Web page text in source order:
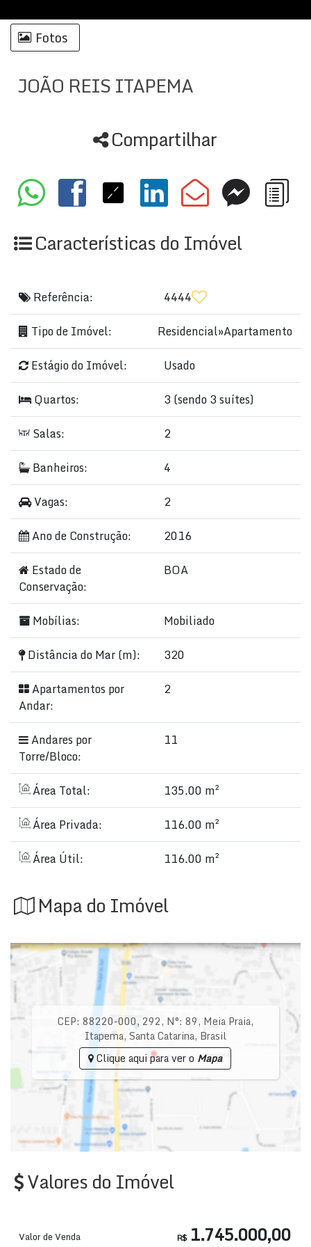
Fotos
JOÃO REIS ITAPEMA
Compartilhar
Características do Imóvel
Referência:
4444
Tipo de Imóvel:
Residencial»Apartamento
Estágio do Imóvel:
Usado
Quartos:
3 (sendo 3 suítes)
Salas:
2
Banheiros:
4
Vagas:
2
Ano de Construção:
2016
Estado de
Conservação:
BOA
Mobílias:
Mobiliado
Distância do Mar (m):
320
Apartamentos por
Andar:
2
Andares por
Torre/Bloco:
11
Área Total:
135.00 m²
Área Privada:
116.00 m²
Área Útil:
116.00 m²
Mapa do Imóvel
CEP: 88220-000, 292, N°: 89, Meia Praia,
Itapema, Santa Catarina, Brasil
Clique aqui para ver o Mapa
Valores do Imóvel
R$1.745.000,00
Valor de Venda